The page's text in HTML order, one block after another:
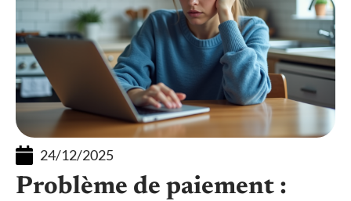
24/12/2025
Problème de paiement :